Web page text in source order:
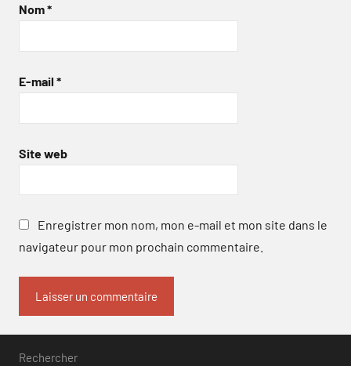
Nom*
E-mail *
Site web
Enregistrer mon nom, mon e-mail et mon site dans le
navigateur pour mon prochain commentaire.
Rechercher